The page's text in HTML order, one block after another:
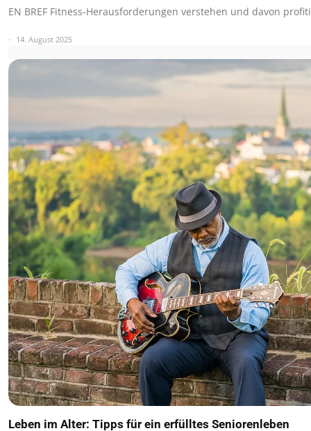
EN BREF Fitness-Herausforderungen verstehen und davon
14. August 2025
Leben im Alter: Tipps für ein erfülltes Seniorenleben